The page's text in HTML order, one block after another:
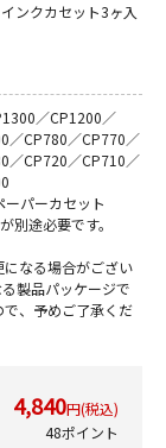
ンクカセット3ヶ入
／CP1200／
／CP780／CP770／
／CP720／CP710／
パーカセット
別途必要です。
になる場合がござい
製品パッケージで
、予めご了承くだ
4,840円(税込)
48ポイント